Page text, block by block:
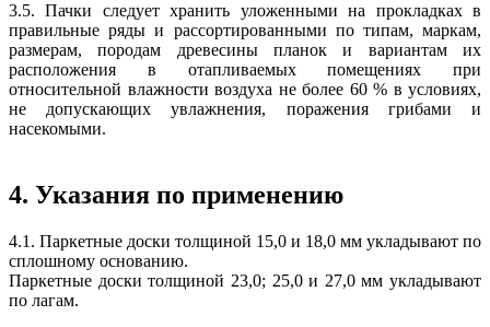
3.5. Пачки следует хранить уложенными на прокладках в
правильные ряды и рассортированными по типам, маркам,
размерам, породам древесины планок и вариантам их
расположения в отапливаемых помещениях при
относительной влажности воздуха не более 60 % в условиях,
не допускающих увлажнения, поражения грибами и
насекомыми.
4. Указания по применению
4.1. Паркетные доски толщиной 15,0 и 18,0 мм укладывают по
сплошному основанию.
Паркетные доски толщиной 23,0; 25,0 и 27,0 мм укладывают
по лагам.